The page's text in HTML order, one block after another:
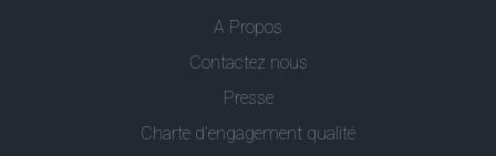
A Propos
Contactez nous
Presse
Charte d’engagement qualité